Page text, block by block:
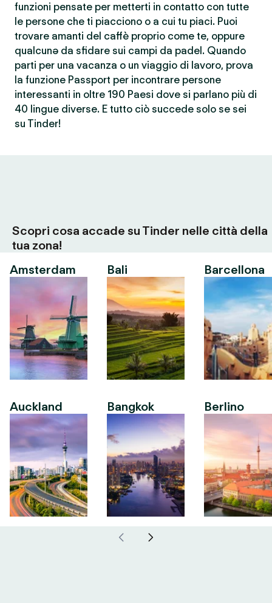
funzioni pensate per metterti in contatto con tutte
le persone che ti piacciono o a cui tu piaci. Puoi
trovare amanti del caffè proprio come te, oppure
qualcunə da sfidare sui campi da padel. Quando
parti per una vacanza o un viaggio di lavoro, prova
la funzione Passport per incontrare persone
interessanti in oltre 190 Paesi dove si parlano più di
40 lingue diverse. E tutto ciò succede solo se sei
su Tinder!
Scopri cosa accade su Tinder nelle città della
tua zona!
Amsterdam
Auckland
Bali
Bangkok
Barcellona
Berlino